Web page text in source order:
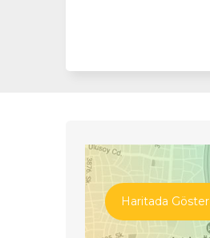
Haritada Göster